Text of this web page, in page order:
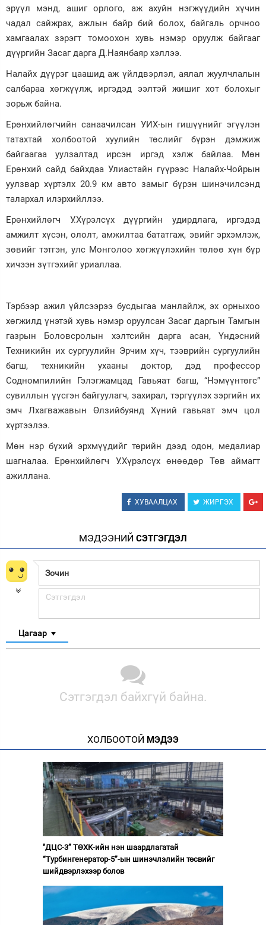
эрүүл мэнд, ашиг орлого, аж ахуйн нэгжүүдийн хүчин
чадал сайжрах, ажлын байр бий болох, байгаль орчноо
хамгаалах зэрэгт томоохон хувь нэмэр оруулж байгааг
дүүргийн Засаг дарга Д.Наянбаяр хэллээ.
Налайх дүүрэг цаашид аж үйлдвэрлэл, аялал жуулчлалын
салбараа хөгжүүлж, иргэдэд ээлтэй жишиг хот болохыг
зорьж байна.
Ерөнхийлөгчийн санаачилсан УИХ-ын гишүүнийг эгүүлэн
татахтай холбоотой хуулийн төслийг бүрэн дэмжиж
байгаагаа уулзалтад ирсэн иргэд хэлж байлаа. Мөн
Ерөнхий сайд байхдаа Улиастайн гүүрээс Налайх-Чойрын
уулзвар хүртэлх 20.9 км авто замыг бүрэн шинэчилсэнд
талархал илэрхийллээ.
Ерөнхийлөгч У.Хүрэлсүх дүүргийн удирдлага, иргэдэд
амжилт хүсэн, ололт, амжилтаа бататгаж, эвийг эрхэмлэж,
зөвийг тэтгэн, улс Монголоо хөгжүүлэхийн төлөө хүн бүр
хичээн зүтгэхийг уриаллаа.
Тэрбээр ажил үйлсээрээ бусдыгаа манлайлж, эх орныхоо
хөгжилд үнэтэй хувь нэмэр оруулсан Засаг даргын Тамгын
газрын Боловсролын хэлтсийн дарга асан, Үндэсний
Техникийн их сургуулийн Эрчим хүч, тээврийн сургуулийн
багш, техникийн ухааны доктор, дэд профессор
Содномпилийн Гэлэгжамцад Гавьяат багш, “Нэмүүнтөгс”
сувиллын үүсгэн байгуулагч, захирал, тэргүүлэх зэргийн их
эмч Лхагважавын Өлзийбуянд Хүний гавьяат эмч цол
хүртээлээ.
Мөн нэр бүхий эрхмүүдийг төрийн дээд одон, медалиар
шагналаа. Ерөнхийлөгч У.Хүрэлсүх өнөөдөр Төв аймагт
ажиллана.
ХУВААЛЦАХ ЖИРГЭХ
МЭДЭЭНИЙ СЭТГЭГДЭЛ
Цагаар
Сэтгэгдэл байхгүй байна.
ХОЛБООТОЙ МЭДЭЭ
"ДЦС-3” ТӨХК-ийн нэн шаардлагатай
“Турбингенератор-5”-ын шинэчлэлийн төсвийг
шийдвэрлэхээр болов